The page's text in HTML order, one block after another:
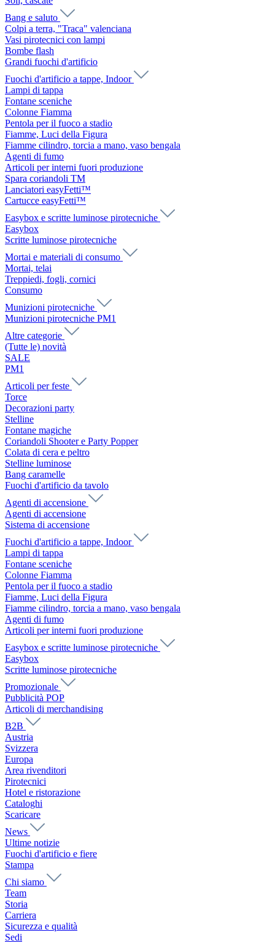
Bang e saluto
Colpi a terra, "Traca" valenciana
Vasi pirotecnici con lampi
Bombe flash
Grandi fuochi d'artificio
Fuochi d'artificio a tappe, Indoor
Lampi di tappa
Fontane sceniche
Colonne Fiamma
Pentola per il fuoco a stadio
Fiamme, Luci della Figura
Fiamme cilindro, torcia a mano, vaso bengala
Agenti di fumo
Articoli per interni fuori produzione
Spara coriandoli TM
Lanciatori easyFetti™
Cartucce easyFetti™
Easybox e scritte luminose pirotecniche
Easybox
Scritte luminose pirotecniche
Mortai e materiali di consumo
Mortai, telai
Treppiedi, fogli, cornici
Consumo
Munizioni pirotecniche
Munizioni pirotecniche PM1
Altre categorie
(Tutte le) novità
SALE
PM1
Articoli per feste
Torce
Decorazioni party
Stelline
Fontane magiche
Coriandoli Shooter e Party Popper
Colata di cera e peltro
Stelline luminose
Bang caramelle
Fuochi d'artificio da tavolo
Agenti di accensione
Agenti di accensione
Sistema di accensione
Fuochi d'artificio a tappe, Indoor
Lampi di tappa
Fontane sceniche
Colonne Fiamma
Pentola per il fuoco a stadio
Fiamme, Luci della Figura
Fiamme cilindro, torcia a mano, vaso bengala
Agenti di fumo
Articoli per interni fuori produzione
Easybox e scritte luminose pirotecniche
Easybox
Scritte luminose pirotecniche
Promozionale
Pubblicità POP
Articoli di merchandising
B2B
Austria
Svizzera
Europa
Area rivenditori
Pirotecnici
Hotel e ristorazione
Cataloghi
Scaricare
News
Ultime notizie
Fuochi d'artificio e fiere
Stampa
Chi siamo
Team
Storia
Carriera
Sicurezza e qualità
Sedi